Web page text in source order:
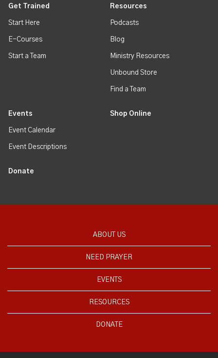
Get Trained
Start Here
E-Courses
Start a Team
Resources
Podcasts
Blog
Ministry Resources
Unbound Store
Find a Team
Events
Event Calendar
Event Descriptions
Shop Online
Donate
ABOUT US
NEED PRAYER
EVENTS
RESOURCES
DONATE